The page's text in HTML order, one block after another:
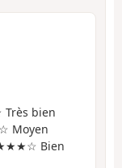
bien
Moyen
Bien